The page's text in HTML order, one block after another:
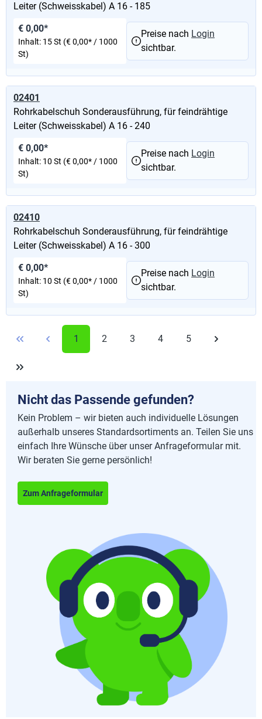
Leiter (Schweisskabel) A 16 - 185
€ 0,00*
Inhalt: 15 St (€ 0,00* / 1000
St)
Preise nach Login
sichtbar.
02401
Rohrkabelschuh Sonderausführung, für feindrähtige
Leiter (Schweisskabel) A 16 - 240
€ 0,00*
Inhalt: 10 St (€ 0,00* / 1000
St)
Preise nach Login
sichtbar.
02410
Rohrkabelschuh Sonderausführung, für feindrähtige
Leiter (Schweisskabel) A 16 - 300
€ 0,00*
Inhalt: 10 St (€ 0,00* / 1000
St)
Preise nach Login
sichtbar.
1 2 3 4 5
Nicht das Passende gefunden?
Kein Problem – wir bieten auch individuelle Lösungen
außerhalb unseres Standardsortiments an. Teilen Sie uns
einfach Ihre Wünsche über unser Anfrageformular mit.
Wir beraten Sie gerne persönlich!
Zum Anfrageformular